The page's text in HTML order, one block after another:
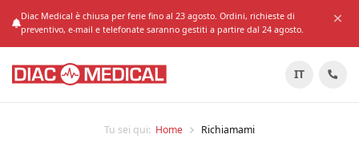
Diac Medical è chiusa per ferie fino al 23 agosto. Ordini, richieste di
preventivo, e-mail e telefonate saranno gestiti a partire dal 24 agosto.
IT
Tu sei qui: Home Richiamami